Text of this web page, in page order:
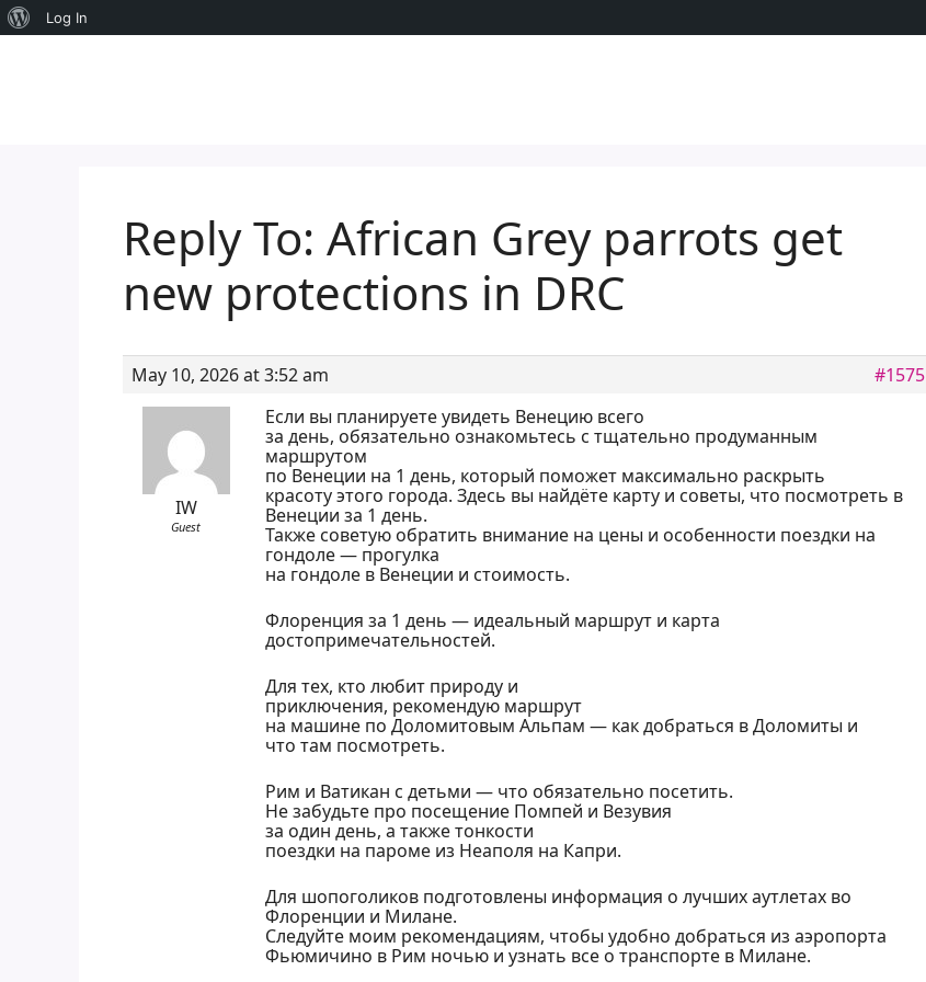
About
Log In
Reply To: African Grey parrots get
new protections in DRC
May 10, 2026 at 3:52 am #1575
IW
Guest
Если вы планируете увидеть Венецию всего
за день, обязательно ознакомьтесь с тщательно продуманным
маршрутом
по Венеции на 1 день, который поможет максимально раскрыть
красоту этого города. Здесь вы найдёте карту и советы, что посмотреть в
Венеции за 1 день.
Также советую обратить внимание на цены и особенности поездки на
гондоле — прогулка
на гондоле в Венеции и стоимость.
Флоренция за 1 день — идеальный маршрут и карта
достопримечательностей.
Для тех, кто любит природу и
приключения, рекомендую маршрут
на машине по Доломитовым Альпам — как добраться в Доломиты и
что там посмотреть.
Рим и Ватикан с детьми — что обязательно посетить.
Не забудьте про посещение Помпей и Везувия
за один день, а также тонкости
поездки на пароме из Неаполя на Капри.
Для шопоголиков подготовлены информация о лучших аутлетах во
Флоренции и Милане.
Следуйте моим рекомендациям, чтобы удобно добраться из аэропорта
Фьюмичино в Рим ночью и узнать все о транспорте в Милане.